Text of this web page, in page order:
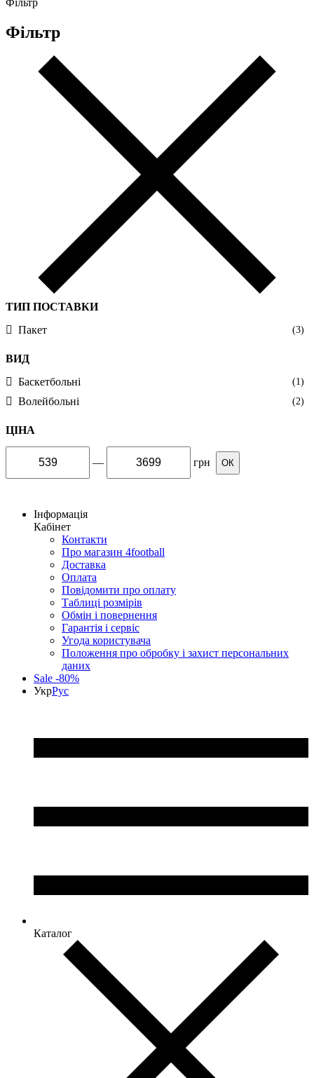
Фільтр
ТИП ПОСТАВКИ
Пакет
(3)
ВИД
Баскетбольні
(1)
Волейбольні (2)
ЦІНА
— грн ОК
Інформація
Кабінет
Контакти
Про магазин 4football
Доставка
Оплата
Повідомити про оплату
Таблиці розмірів
Обмін і повернення
Гарантія і сервіс
Угода користувача
Положення про обробку і захист персональних
даних
Sale -80%
УкрРус
Каталог